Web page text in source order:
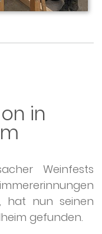
in
Weinfests
hat nun seinen
gefunden.